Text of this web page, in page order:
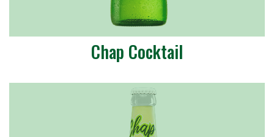
Chap Cocktail